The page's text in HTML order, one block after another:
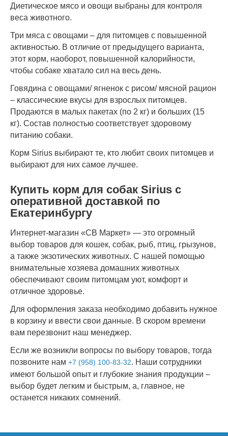
Диетическое мясо и овощи выбраны для контроля
веса животного.
Три мяса с овощами – для питомцев с повышенной
активностью. В отличие от предыдущего варианта,
этот корм, наоборот, повышенной калорийности,
чтобы собаке хватало сил на весь день.
Говядина с овощами/ ягненок с рисом/ мясной рацион
– классические вкусы для взрослых питомцев.
Продаются в малых пакетах (по 2 кг) и больших (15
кг). Состав полностью соответствует здоровому
питанию собаки.
Корм Sirius выбирают те, кто любит своих питомцев и
выбирают для них самое лучшее.
Купить корм для собак Sirius с
оперативной доставкой по
Екатеринбургу
Интернет-магазин «СВ Маркет» — это огромный
выбор товаров для кошек, собак, рыб, птиц, грызунов,
а также экзотических животных. С нашей помощью
внимательные хозяева домашних животных
обеспечивают своим питомцам уют, комфорт и
отличное здоровье.
Для оформления заказа необходимо добавить нужное
в корзину и ввести свои данные. В скором времени
вам перезвонит наш менеджер.
Если же возникли вопросы по выбору товаров, тогда
позвоните нам+7 (958) 100-83-32. Наши сотрудники
имеют большой опыт и глубокие знания продукции –
выбор будет легким и быстрым, а, главное, не
останется никаких сомнений.